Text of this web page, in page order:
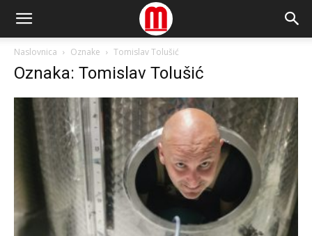
Naslovnica Oznake Tomislav Tolušić
Oznaka: Tomislav Tolušić